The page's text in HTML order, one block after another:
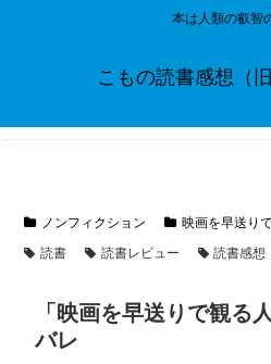
本は人類の叡智
こもの読書感想（
ノンフィクション 映画を早送り
読書
読書レビュー 読書感想
「映画を早送りで観る
バレ